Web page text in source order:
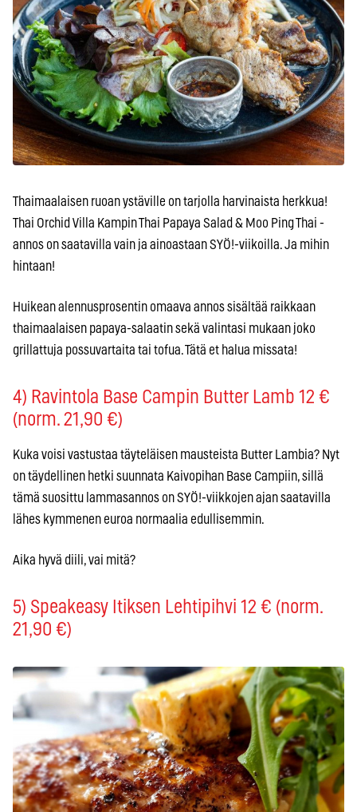
Thaimaalaisen ruoan ystäville on tarjolla harvinaista herkkua!
Thai Orchid Villa Kampin Thai Papaya Salad & Moo Ping Thai -
annos on saatavilla vain ja ainoastaan SYÖ!-viikoilla. Ja mihin
hintaan!
Huikean alennusprosentin omaava annos sisältää raikkaan
thaimaalaisen papaya-salaatin sekä valintasi mukaan joko
grillattuja possuvartaita tai tofua. Tätä et halua missata!
4) Ravintola Base Campin Butter Lamb 12 €
(norm. 21,90 €)
Kuka voisi vastustaa täyteläisen mausteista Butter Lambia? Nyt
on täydellinen hetki suunnata Kaivopihan Base Campiin, sillä
tämä suosittu lammasannos on SYÖ!-viikkojen ajan saatavilla
lähes kymmenen euroa normaalia edullisemmin.
Aika hyvä diili, vai mitä?
5) Speakeasy Itiksen Lehtipihvi 12 € (norm.
21,90 €)